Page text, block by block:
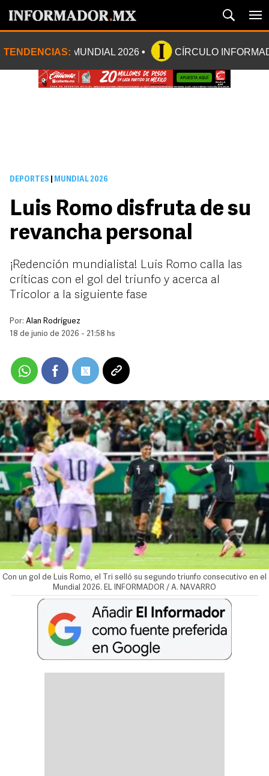
TENDENCIAS: MUNDIAL 2026 CÍRCULO
DEPORTES MUNDIAL 2026
Luis Romo disfruta de su
revancha personal
¡Redención mundialista! Luis Romo calla las
críticas con el gol del triunfo y acerca al
Tricolor a la siguiente fase
Por: Alan Rodríguez
18 de junio de 2026 - 21:58 hs
Con un gol de Luis Romo, el Tri selló su segundo triunfo consecutivo en el
Mundial 2026. EL INFORMADOR / A. NAVARRO